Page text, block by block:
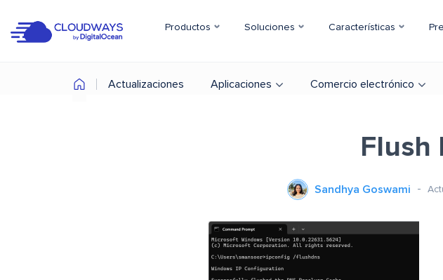
Productos Soluciones Características
Actualizaciones Aplicaciones Comercio electrónico
Flush
Sandhya Goswami